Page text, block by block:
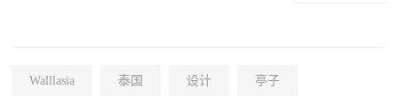
Walllasia 泰国 设计 亭子